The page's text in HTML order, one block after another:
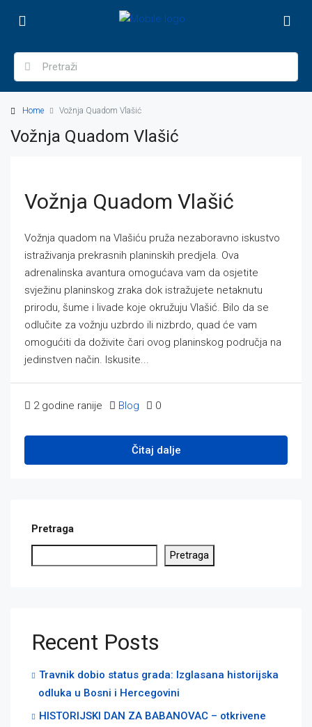
Home Vožnja Quadom Vlašić
Vožnja Quadom Vlašić
Vožnja Quadom Vlašić
Vožnja quadom na Vlašiću pruža nezaboravno iskustvo
istraživanja prekrasnih planinskih predjela. Ova
adrenalinska avantura omogućava vam da osjetite
svježinu planinskog zraka dok istražujete netaknutu
prirodu, šume i livade koje okružuju Vlašić. Bilo da se
odlučite za vožnju uzbrdo ili nizbrdo, quad će vam
omogućiti da doživite čari ovog planinskog područja na
jedinstven način. Iskusite...
2 godine ranije Blog 0
Čitaj dalje
Pretraga
Pretraga
Recent Posts
Travnik dobio status grada: Izglasana historijska
odluka u Bosni i Hercegovini
HISTORIJSKI DAN ZA BABANOVAC – otkrivene